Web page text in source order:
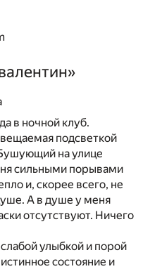
в ночной клуб.
подсветкой
на улице
сильными порывами
и, скорее всего, не
А в душе у меня
отсутствуют. Ничего
улыбкой и порой
состояние и